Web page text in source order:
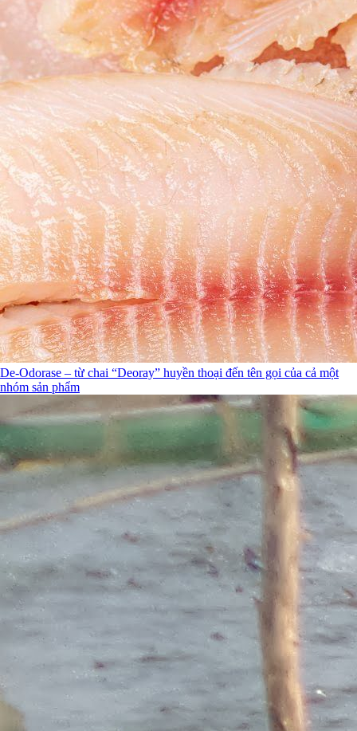
De-Odorase – từ chai “Deoray” huyền thoại đến tên gọi của cả một
nhóm sản phẩm